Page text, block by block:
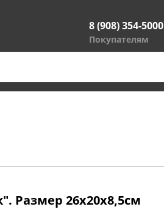
8 (908) 354-5000
Покупателям
Размер 26х20х8,5см